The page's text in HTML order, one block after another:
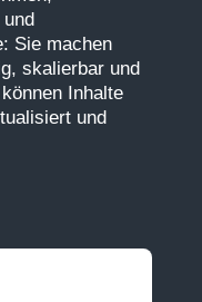
Sie machen
skalierbar und
Inhalte
und